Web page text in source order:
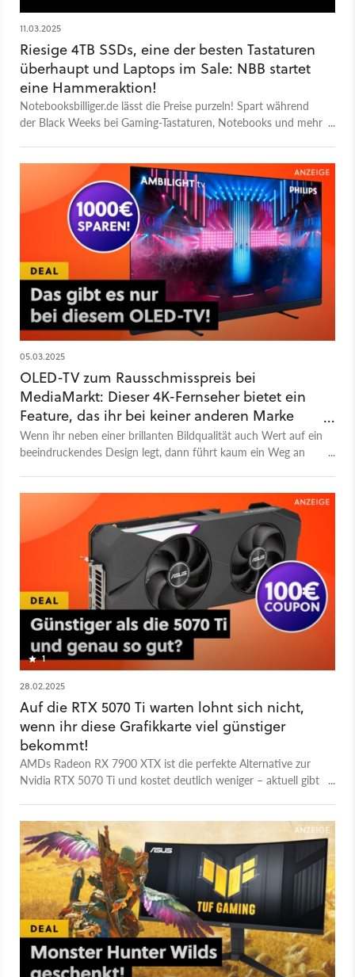
11.03.2025
Riesige 4TB SSDs, eine der besten Tastaturen
überhaupt und Laptops im Sale: NBB startet
eine Hammeraktion!
Notebooksbilliger.de lässt die Preise purzeln! Spart während
der Black Weeks bei Gaming-Tastaturen, Notebooks und mehr
05.03.2025
OLED-TV zum Rausschmisspreis bei
MediaMarkt: Dieser 4K-Fernseher bietet ein
Feature, das ihr bei keiner anderen Marke
bekommt!
Wenn ihr neben einer brillanten Bildqualität auch Wert auf ein
beeindruckendes Design legt, dann führt kaum ein Weg an
eines der neuesten Modelle zu einem attraktiven Preis im
1
28.02.2025
Auf die RTX 5070 Ti warten lohnt sich nicht,
wenn ihr diese Grafikkarte viel günstiger
bekommt!
AMDs Radeon RX 7900 XTX ist die perfekte Alternative zur
Nvidia RTX 5070 Ti und kostet deutlich weniger – aktuell gibt
obendrauf!